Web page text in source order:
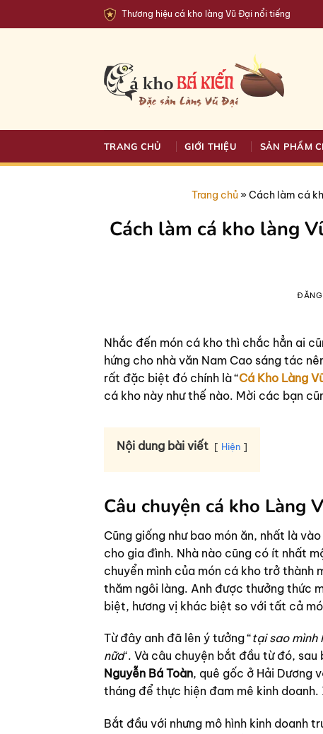
qua
Thương hiệu cá kho làng Vũ Đại nổi tiếng
TRANG CHỦ GIỚI THIỆU SẢN PHẨM
Trang chủ»Cách làm cá
Cách làm cá kho làng
Nhắc đến món cá kho thì chắc hẳn ai
hứng cho nhà văn Nam Cao sáng tác
rất đặc biệt đó chính là “Cá Kho Làng
cá kho này như thế nào. Mời các bạn
Nội dung bài viết Hiện
Câu chuyện cá kho Làng
Cũng giống như bao món ăn, nhất là
cho gia đình. Nhà nào cũng có ít nhất
chuyển mình của món cá kho trở thành
thăm ngôi làng. Anh được thưởng thức
biệt, hương vị khác biệt so với tất cả
Từ đây anh đã lên ý tưởng “tại sao mình
nữa“. Và câu chuyện bắt đầu từ đó,
Nguyễn Bá Toàn, quê gốc ở Hải Dương
tháng để thực hiện đam mê kinh doanh.
Bắt đầu với nhưng mô hình kinh doanh